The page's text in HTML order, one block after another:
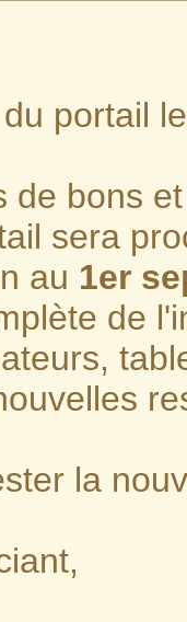
portail
de bons
sera
au 1er
de
la